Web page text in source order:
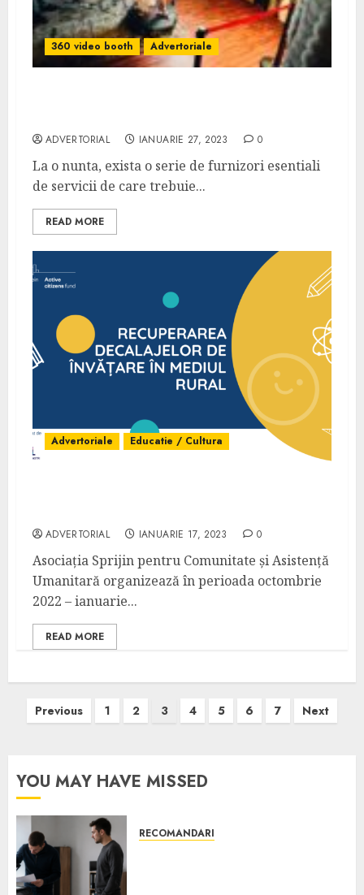
360 video booth Advertoriale
ADVERTORIAL IANUARIE 27, 2023 0
La o nunta, exista o serie de furnizori esentiali
de servicii de care trebuie...
READ MORE
Advertoriale Educatie / Cultura
ADVERTORIAL IANUARIE 17, 2023 0
Asociația Sprijin pentru Comunitate și Asistență
Umanitară organizează în perioada octombrie
2022 – ianuarie...
READ MORE
Paginație
Previous 1 2 3 4 5 6 7 Next
YOU MAY HAVE MISSED
RECOMANDARI